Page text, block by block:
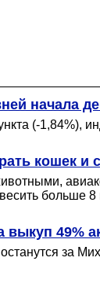
начала
(-1,84%),
кошек и
больше 8
49%
за